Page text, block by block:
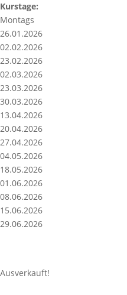
Kurstage:
Montags
26.01.2026
02.02.2026
23.02.2026
02.03.2026
23.03.2026
30.03.2026
13.04.2026
20.04.2026
27.04.2026
04.05.2026
18.05.2026
01.06.2026
08.06.2026
15.06.2026
29.06.2026
Ausverkauft!